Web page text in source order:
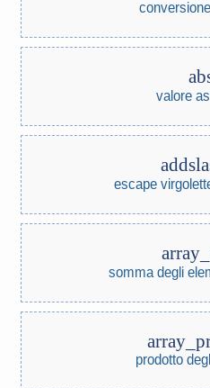
valore
escape
somma degli
prodotto